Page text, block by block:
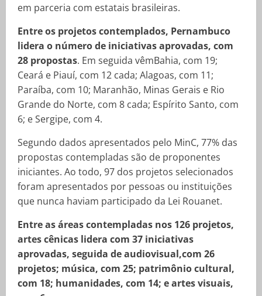
em parceria com estatais brasileiras.
Entre os projetos contemplados, Pernambuco
lidera o número de iniciativas aprovadas, com
28 propostas. Em seguida vêmBahia, com 19;
Ceará e Piauí, com 12 cada; Alagoas, com 11;
Paraíba, com 10; Maranhão, Minas Gerais e Rio
Grande do Norte, com 8 cada; Espírito Santo, com
6; e Sergipe, com 4.
Segundo dados apresentados pelo MinC, 77% das
propostas contempladas são de proponentes
iniciantes. Ao todo, 97 dos projetos selecionados
foram apresentados por pessoas ou instituições
que nunca haviam participado da Lei Rouanet.
Entre as áreas contempladas nos 126 projetos,
artes cênicas lidera com 37 iniciativas
aprovadas, seguida de audiovisual,com 26
projetos; música, com 25; patrimônio cultural,
com 18; humanidades, com 14; e artes visuais,